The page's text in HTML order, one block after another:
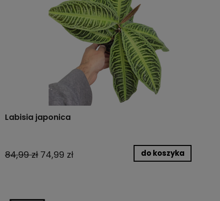
Labisia japonica
84,99 zł 74,99 zł do koszyka